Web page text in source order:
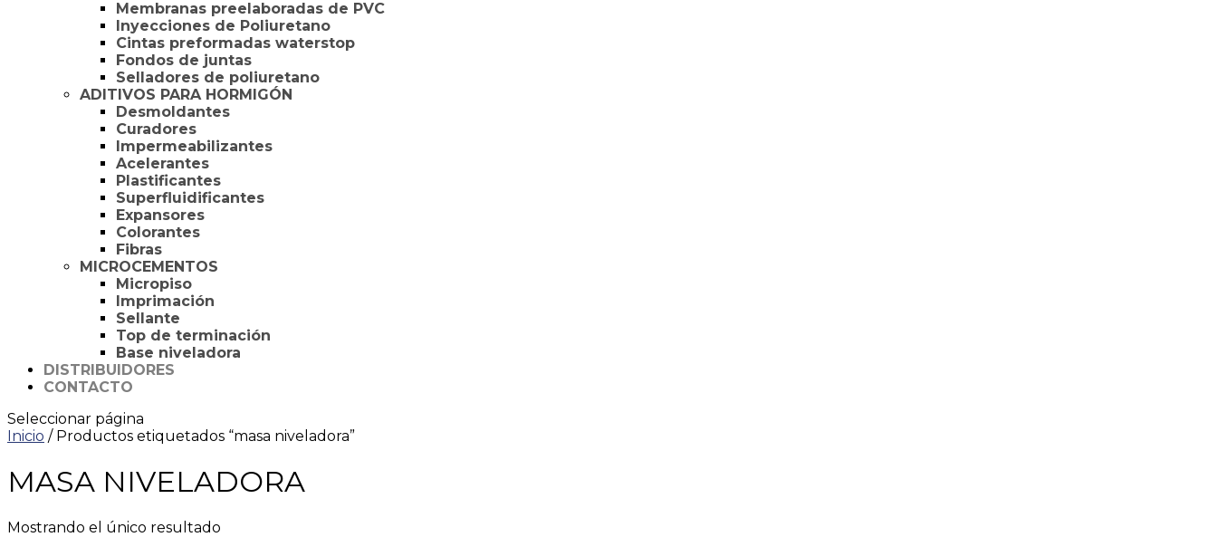
Membranas preelaboradas de PVC
Inyecciones de Poliuretano
Cintas preformadas waterstop
Fondos de juntas
Selladores de poliuretano
ADITIVOS PARA HORMIGÓN
Desmoldantes
Curadores
Impermeabilizantes
Acelerantes
Plastificantes
Superfluidificantes
Expansores
Colorantes
Fibras
MICROCEMENTOS
Micropiso
Imprimación
Sellante
Top de terminación
Base niveladora
DISTRIBUIDORES
CONTACTO
Seleccionar página
Inicio / Productos etiquetados “masa niveladora”
MASA NIVELADORA
Mostrando el único resultado